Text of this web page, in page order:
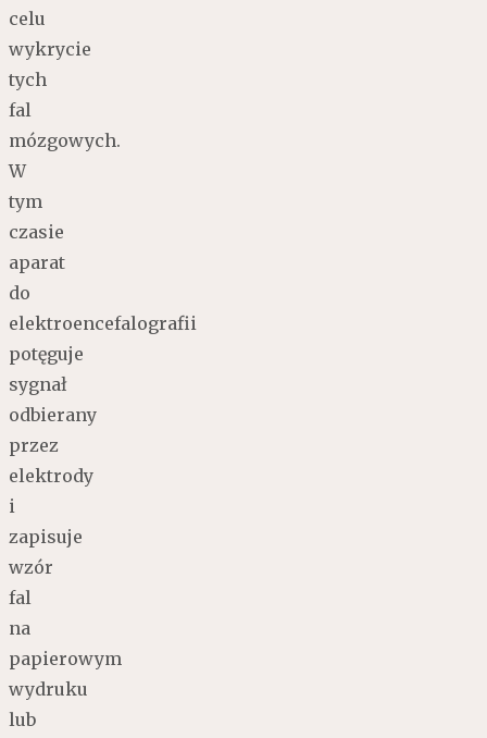
celu
wykrycie
tych
fal
mózgowych.
W
tym
czasie
aparat
do
elektroencefalografii
potęguje
sygnał
odbierany
przez
elektrody
i
zapisuje
wzór
fal
na
papierowym
wydruku
lub